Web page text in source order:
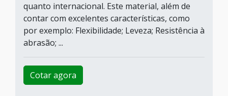
quanto internacional. Este material, além de
contar com excelentes características, como
por exemplo: Flexibilidade; Leveza; Resistência à
abrasão; ...
Cotar agora